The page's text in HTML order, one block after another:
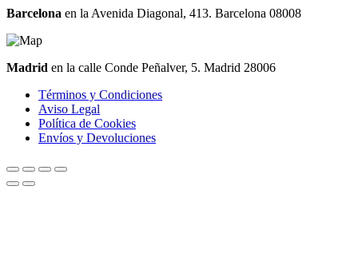
Barcelona en la Avenida Diagonal, 413. Barcelona 08008
Madrid en la calle Conde Peñalver, 5. Madrid 28006
Términos y Condiciones
Aviso Legal
Política de Cookies
Envíos y Devoluciones